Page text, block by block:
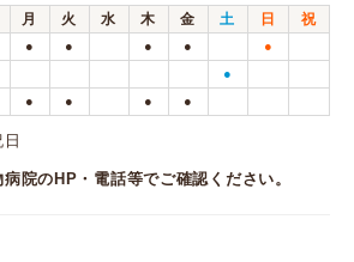
月 火 水 木 金 土 日
祝
● ● ● ● ●
●
● ● ● ●
日
院のHP・電話等でご確認ください。